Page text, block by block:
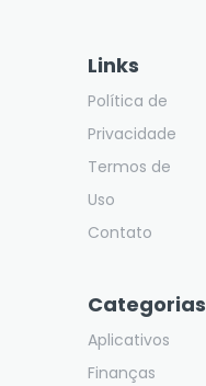
Links
Política de
Privacidade
Termos de
Uso
Contato
Categorias
Aplicativos
Finanças